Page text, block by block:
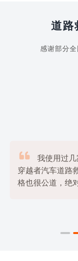
道路
感谢部分

我使用过
穿越者汽车道路
格也很公道，绝